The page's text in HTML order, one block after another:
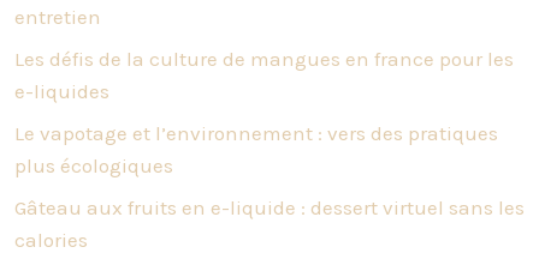
entretien
Les défis de la culture de mangues en france pour les
e-liquides
Le vapotage et l’environnement : vers des pratiques
plus écologiques
Gâteau aux fruits en e-liquide : dessert virtuel sans les
calories